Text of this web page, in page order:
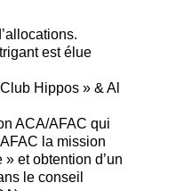
est élue
Hippos » & Al
ACA/AFAC qui
la mission
et obtention d’un
le conseil